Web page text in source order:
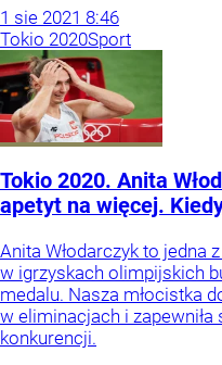
1 sie 2021 8:46
Tokio 2020Sport
Tokio 2020. Anita
apetyt na więcej.
Anita Włodarczyk to jedna
w igrzyskach olimpijskich
medalu. Nasza młocistka
w eliminacjach i
konkurencji.